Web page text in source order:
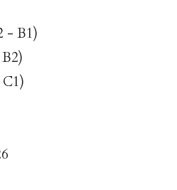
- B1)